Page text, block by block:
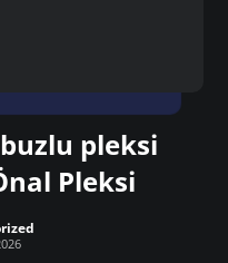
pleksi
Pleksi